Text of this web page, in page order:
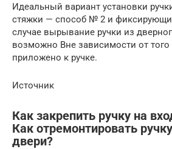
Идеальный вариант установки
стяжки — способ № 2 и
случае вырывание ручки из
возможно Вне зависимости от того
приложено к ручке.
Источник
Как закрепить ручку на
Как отремонтировать
двери?